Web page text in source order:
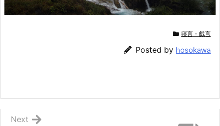
寝言・戯言
Posted by hosokawa
Next